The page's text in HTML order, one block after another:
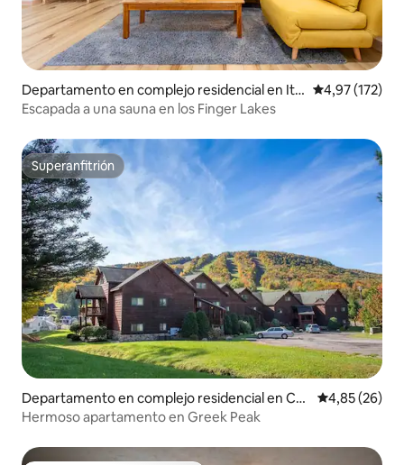
Departamento en complejo residencial en Ith
aca
Calificación
4,97 (172)
Escapada a una sauna en los Finger Lakes
Superanfitrión
Superanfitrión
Departamento en complejo residencial en Cor
tland
Calificación
4,85 (26)
Hermoso apartamento en Greek Peak